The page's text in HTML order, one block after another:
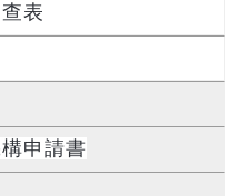
表
申請書